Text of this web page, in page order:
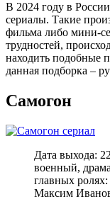
В 2024 году в
сериалы. Такие
фильма либо мини-
трудностей,
находить подобные
данная подборка –
Самогон
Дата выхода:
военный,
главных
Максим